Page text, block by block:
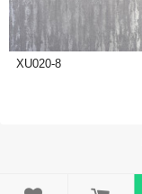
XU020-8